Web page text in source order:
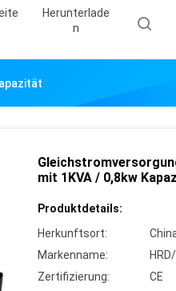
Herunterlade
N
mit 1KVA / 0,8kw
Produktdetails:
Herkunftsort:
Markenname:
Zertifizierung:
CE